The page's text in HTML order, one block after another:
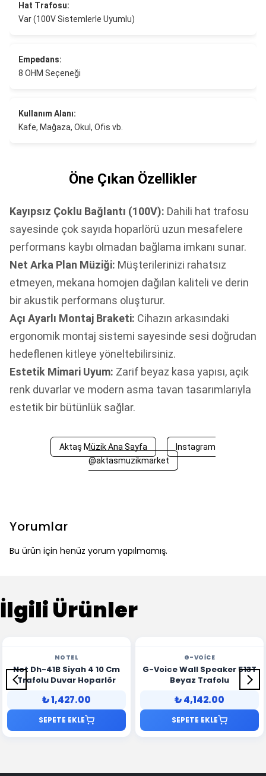
Hat Trafosu:
Var (100V Sistemlerle Uyumlu)
Empedans:
8 OHM Seçeneği
Kullanım Alanı:
Kafe, Mağaza, Okul, Ofis vb.
Öne Çıkan Özellikler
Kayıpsız Çoklu Bağlantı (100V): Dahili hat trafosu
sayesinde çok sayıda hoparlörü uzun mesafelere
performans kaybı olmadan bağlama imkanı sunar.
Net Arka Plan Müziği: Müşterilerinizi rahatsız
etmeyen, mekana homojen dağılan kaliteli ve derin
bir akustik performans oluşturur.
Açı Ayarlı Montaj Braketi: Cihazın arkasındaki
ergonomik montaj sistemi sayesinde sesi doğrudan
hedeflenen kitleye yöneltebilirsiniz.
Estetik Mimari Uyum: Zarif beyaz kasa yapısı, açık
renk duvarlar ve modern asma tavan tasarımlarıyla
estetik bir bütünlük sağlar.
Aktaş Müzik Ana Sayfa
Instagram
@aktasmuzikmarket
Yorumlar
Bu ürün için henüz yorum yapılmamış.
İlgili Ürünler
NOTEL
Not Dh-41B Siyah 4 10 Cm
Trafolu Duvar Hoparlör
₺ 1,427.00
SEPETE EKLE
G-VOICE
G-Voice Wall Speaker 513T
Beyaz Trafolu
₺ 4,142.00
SEPETE EKLE